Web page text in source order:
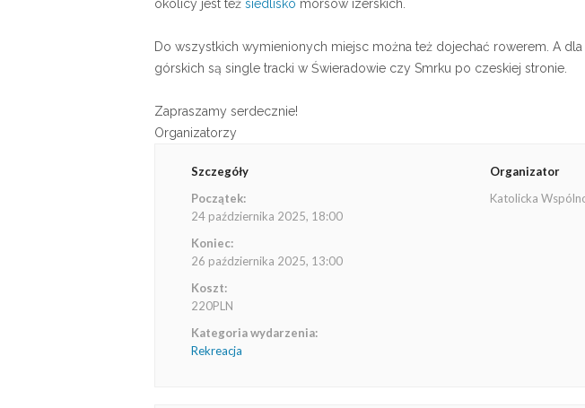
okolicy jest też siedlisko morsów izerskich.
Do wszystkich wymienionych miejsc można też dojechać rowerem. A
górskich są single tracki w Świeradowie czy Smrku po czeskiej stronie.
Zapraszamy serdecznie!
Organizatorzy
Szczegóły
Początek:
24 października 2025, 18:00
Koniec:
26 października 2025, 13:00
Koszt:
220PLN
Kategoria wydarzenia:
Rekreacja
Organizator
Katolicka